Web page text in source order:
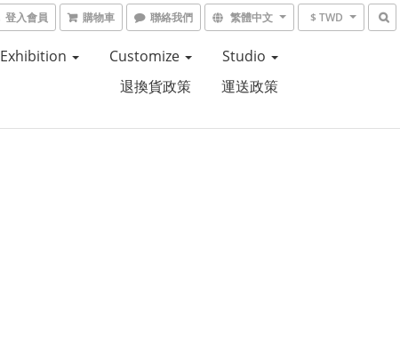
登入會員 購物車 聯絡我們 繁體中文 $ TWD
Exhibition Customize
Studio
退換貨政策
運送政策